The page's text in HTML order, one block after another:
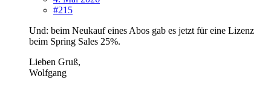
#215
Und: beim Neukauf eines Abos gab es jetzt für eine Lizenz
beim Spring Sales 25%.
Lieben Gruß,
Wolfgang